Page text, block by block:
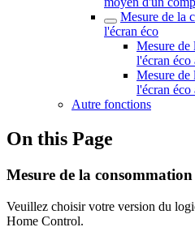
Mesure de la
l'écran éco
Mesure de
l'écran
Mesure de
l'écran
Autre fonctions
On this Page
Mesure de la
Veuillez choisir votre version du
Home Control.